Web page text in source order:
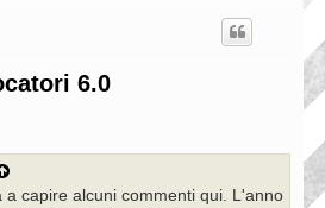
6.0
a capire alcuni commenti qui. L'anno